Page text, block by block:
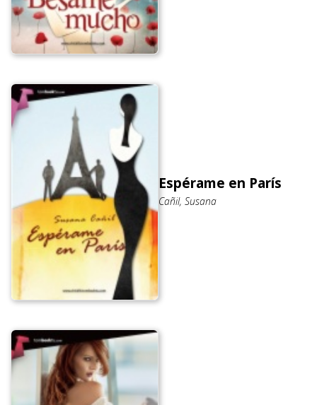
Espérame en París
Cañil, Susana